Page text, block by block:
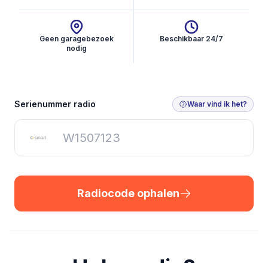
Geen garagebezoek
nodig
Beschikbaar 24/7
Radiocode ophalen
Serienummer radio Waar vind ik het?
Radiocode ophalen